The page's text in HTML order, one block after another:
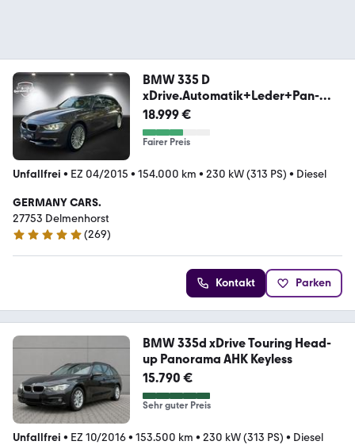
BMW 335 D
xDrive.Automatik+Leder+Pan-
Dach+Head-Up..
18.999 €
Fairer Preis
Unfallfrei • EZ 04/2015 • 154.000 km • 230 kW (313 PS) • Diesel
GERMANY CARS.
27753 Delmenhorst
5 Sterne
(269)
Kontakt Parken
BMW 335d xDrive Touring Head-
up Panorama AHK Keyless
15.790 €
Sehr guter Preis
Unfallfrei • EZ 10/2016• 153.500 km • 230 kW (313 PS) • Diesel